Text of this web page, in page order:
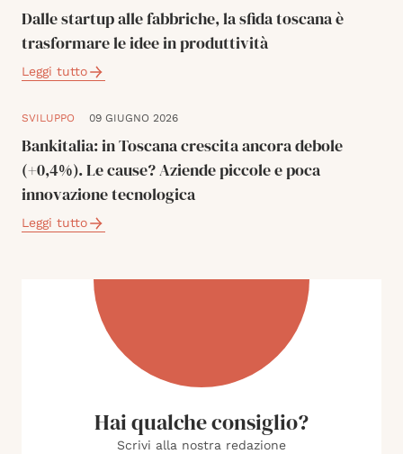
Dalle startup alle fabbriche, la sfida toscana è
trasformare le idee in produttività
Leggi tutto
SVILUPPO 09 GIUGNO 2026
Bankitalia: in Toscana crescita ancora debole
(+0,4%). Le cause? Aziende piccole e poca
innovazione tecnologica
Leggi tutto
Hai qualche consiglio?
Scrivi alla nostra redazione